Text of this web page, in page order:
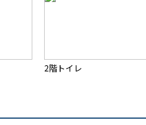
2階トイレ